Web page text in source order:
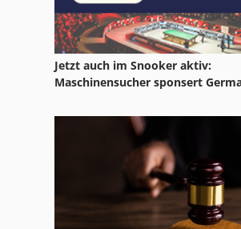
Jetzt auch im Snooker aktiv:
Maschinensucher sponsert